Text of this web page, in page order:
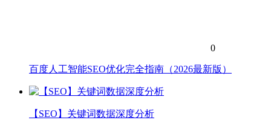
0
百度人工智能SEO优化完全指南（2026最新版）
【SEO】关键词数据深度分析